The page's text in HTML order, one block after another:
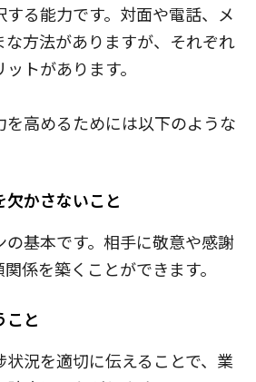
る能力です。対面や電話、メ
方法がありますが、それぞれ
トがあります。
高めるためには以下のような
かさないこと
の基本です。相手に敬意や感謝
係を築くことができます。
こと
況を適切に伝えることで、業